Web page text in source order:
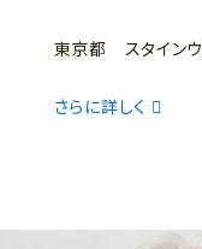
東京都 スタインウ
さらに詳しく